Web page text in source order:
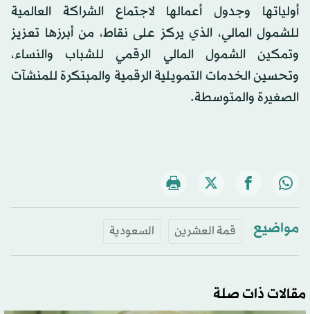
أولياتها وجدول أعمالها لاجتماع الشراكة العالمية
للشمول المالي، الذي يركز على نقاط، من أبرزها تعزيز
وتمكين الشمول المالي الرقمي للشباب والنساء،
وتحسين الخدمات التمويلية الرقمية والمبتكرة للمنشآت
الصغيرة والمتوسطة.
مواضيع قمة العشرين السعودية
مقالات ذات صلة